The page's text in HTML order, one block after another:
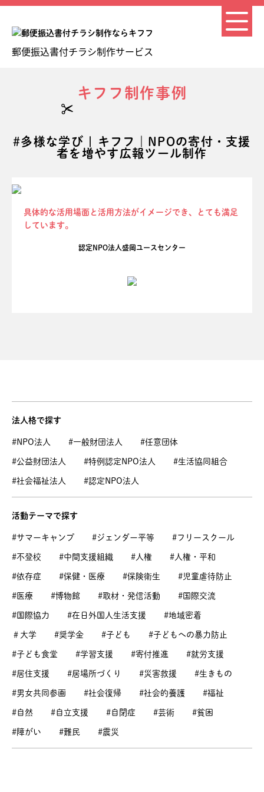
郵便振込書付チラシ制作サービス
キフフ制作事例
#多様な学び | キフフ｜NPOの寄付・支援
者を増やす広報ツール制作
具体的な活用場面と活用方法がイメージでき、とても満足
しています。
認定NPO法人盛岡ユースセンター
法人格で探す
#NPO法人 #一般財団法人 #任意団体
#公益財団法人 #特例認定NPO法人 #生活協同組合
#社会福祉法人 #認定NPO法人
活動テーマで探す
#サマーキャンプ #ジェンダー平等 #フリースクール
#不登校 #中間支援組織 #人権 #人権・平和
#依存症 #保健・医療 #保険衛生 #児童虐待防止
#医療 #博物館 #取材・発信活動 #国際交流
#国際協力 #在日外国人生活支援 #地域密着
＃大学 #奨学金 #子ども #子どもへの暴力防止
#子ども食堂 #学習支援 #寄付推進 #就労支援
#居住支援 #居場所づくり #災害救援 #生きもの
#男女共同参画 #社会復帰 #社会的養護 #福祉
#自然 #自立支援 #自閉症 #芸術 #貧困
#障がい #難民 #震災